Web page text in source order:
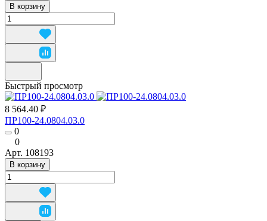
В корзину
Быстрый просмотр
8 564.40 ₽
ПР100-24.0804.03.0
0
0
Арт. 108193
В корзину